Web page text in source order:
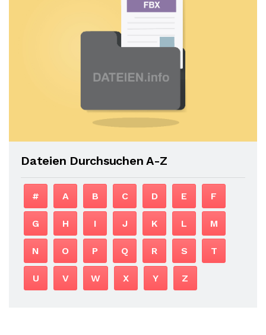
Dateien Durchsuchen A-Z
# A B C D E F
G H I J K L M
N O P Q R S T
U V W X Y Z